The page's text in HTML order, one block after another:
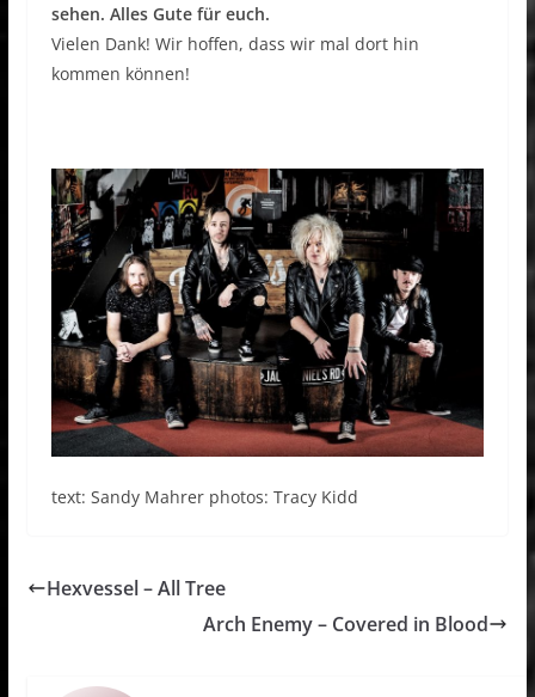
sehen. Alles Gute für euch.
Vielen Dank! Wir hoffen, dass wir mal dort hin
kommen können!
text: Sandy Mahrer photos: Tracy Kidd
Hexvessel – All Tree
Arch Enemy – Covered in Blood